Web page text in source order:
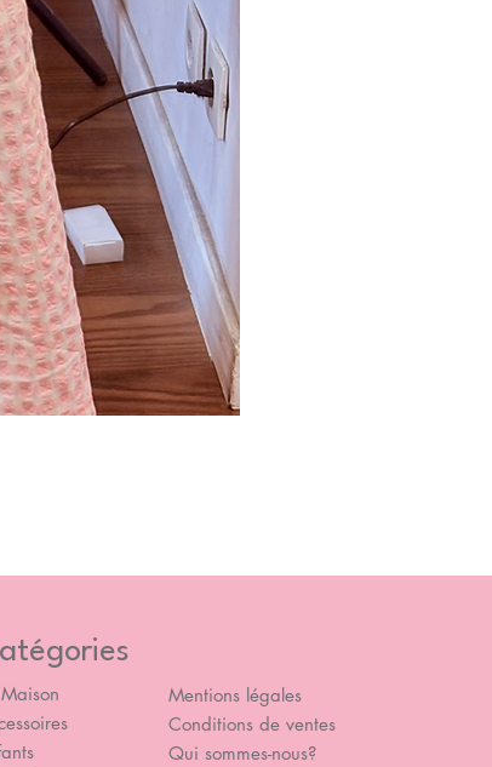
Mentions légales
Conditions de ventes
Qui sommes-nous?